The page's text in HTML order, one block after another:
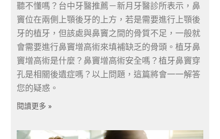
聽不懂嗎？台中牙醫推薦－新月牙醫診所表示，鼻
竇位在兩側上顎後牙的上方，若是需要進行上顎後
牙的植牙，但該處與鼻竇之間的骨質不足，一般就
會需要進行鼻竇增高術來填補缺乏的骨頭。植牙鼻
竇增高術是什麼？鼻竇增高術安全嗎？植牙鼻竇穿
孔是相關後遺症嗎？以上問題，這篇將會一一解答
您的疑惑。
閱讀更多 »